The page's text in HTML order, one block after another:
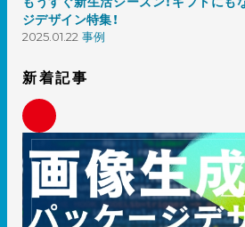
ジデザイン特集！
2025.01.22 事例
新着記事